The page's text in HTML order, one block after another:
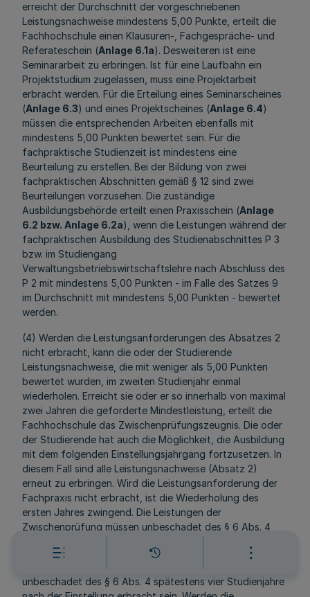
erreicht der Durchschnitt der vorgeschriebenen
Leistungsnachweise mindestens 5,00 Punkte, erteilt die
Fachhochschule einen Klausuren-, Fachgespräche- und
Referateschein (Anlage 6.1a). Desweiteren ist eine
Seminararbeit zu erbringen. Ist für eine Laufbahn ein
Projektstudium zugelassen, muss eine Projektarbeit
erbracht werden. Für die Erteilung eines Seminarscheines
(Anlage 6.3) und eines Projektscheines (Anlage 6.4)
müssen die entsprechenden Arbeiten ebenfalls mit
mindestens 5,00 Punkten bewertet sein. Für die
fachpraktische Studienzeit ist mindestens eine
Beurteilung zu erstellen. Bei der Bildung von zwei
fachpraktischen Abschnitten gemäß § 12 sind zwei
Beurteilungen vorzusehen. Die zuständige
Ausbildungsbehörde erteilt einen Praxisschein (Anlage
6.2 bzw. Anlage 6.2a), wenn die Leistungen während der
fachpraktischen Ausbildung des Studienabschnittes P 3
bzw. im Studiengang
Verwaltungsbetriebswirtschaftslehre nach Abschluss des
P 2 mit mindestens 5,00 Punkten - im Falle des Satzes 9
im Durchschnitt mit mindestens 5,00 Punkten - bewertet
werden.
(4) Werden die Leistungsanforderungen des Absatzes 2
nicht erbracht, kann die oder der Studierende
Leistungsnachweise, die mit weniger als 5,00 Punkten
bewertet wurden, im zweiten Studienjahr einmal
wiederholen. Erreicht sie oder er so innerhalb von maximal
zwei Jahren die geforderte Mindestleistung, erteilt die
Fachhochschule das Zwischenprüfungszeugnis. Die oder
der Studierende hat auch die Möglichkeit, die Ausbildung
mit dem folgenden Einstellungsjahrgang fortzusetzen. In
diesem Fall sind alle Leistungsnachweise (Absatz 2)
erneut zu erbringen. Wird die Leistungsanforderung der
Fachpraxis nicht erbracht, ist die Wiederholung des
ersten Jahres zwingend. Die Leistungen der
Zwischenprüfung müssen unbeschadet des § 6 Abs. 4
(5) Leistungsanforderungen nach Absatz 3 müssen
unbeschadet des § 6 Abs. 4 spätestens vier Studienjahre